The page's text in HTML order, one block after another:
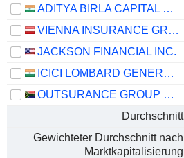
ADITYA BIRLA CAPITAL LIMITED
VIENNA INSURANCE GROUP AG
JACKSON FINANCIAL INC.
ICICI LOMBARD GENERAL INSURANCE COMPANY LIMITED
OUTSURANCE GROUP LIMITED
Durchschnitt
Gewichteter Durchschnitt nach
Marktkapitalisierung